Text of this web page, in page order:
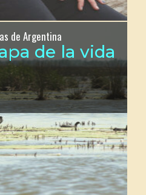
de Argentina
de la vida